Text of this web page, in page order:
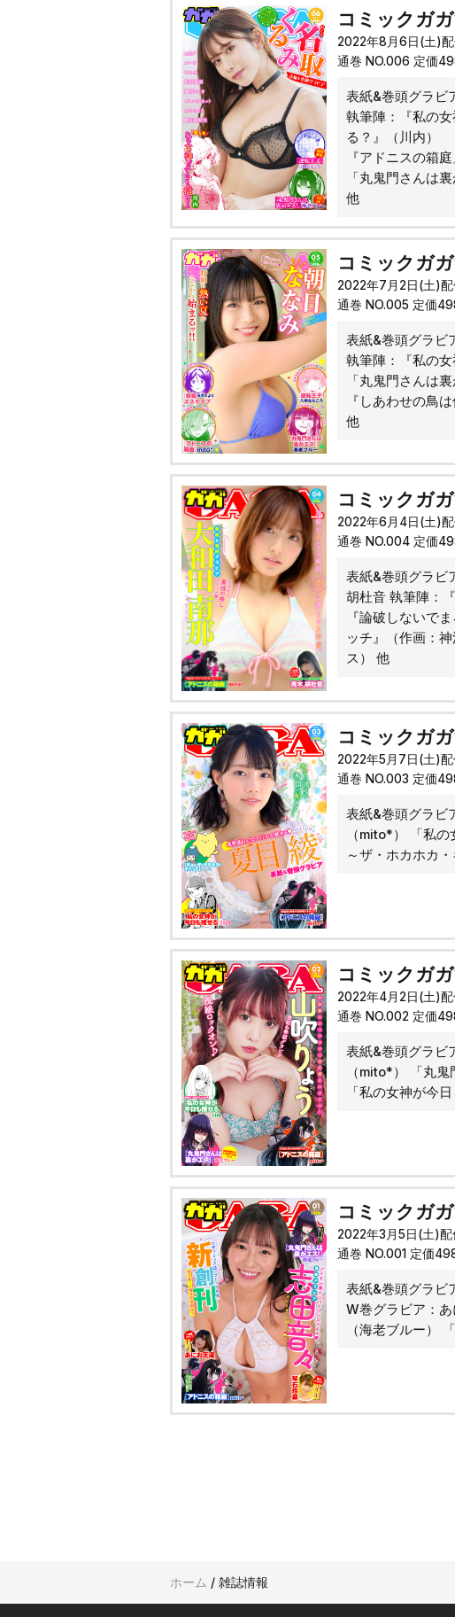
コミックガ
2022年8月6日(土)
通巻 NO.006 定価
表紙&巻頭グラビ
執筆陣：『私の
る？』（川内）
『アドニスの箱
「丸鬼門さんは
他
コミックガ
2022年7月2日(土)
通巻 NO.005 定価
表紙&巻頭グラビ
執筆陣：『私の女
「丸鬼門さんは
『しあわせの鳥
他
コミックガ
2022年6月4日(土)
通巻 NO.004 定価
表紙&巻頭グラビ
胡杜音 執筆陣：
『論破しないで
ッチ』（作画：
ス） 他
コミックガ
2022年5月7日(土)
通巻 NO.003 定価
表紙&巻頭グラビ
（mito*） 「私
～ザ・ホカホカ
コミックガ
2022年4月2日(土)
通巻 NO.002 定価
表紙&巻頭グラビ
（mito*） 「丸鬼
「私の女神が今
コミックガ
2022年3月5日(土)配
通巻 NO.001 定価
表紙&巻頭グラビ
W巻グラビア：あ
（海老ブルー）
ホーム / 雑誌情報